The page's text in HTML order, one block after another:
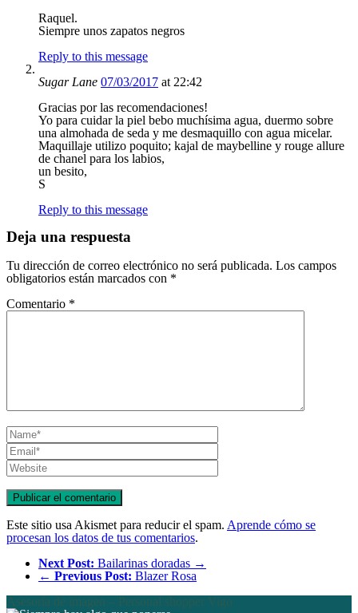
Raquel.
Siempre unos zapatos negros
Reply to this message
Sugar Lane 07/03/2017 at 22:42
Gracias por las recomendaciones!
Yo para cuidar la piel bebo muchísima agua, duermo sobre
una almohada de seda y me desmaquillo con agua micelar.
Maquillaje utilizo poquito; kajal de maybelline y rouge allure
de chanel para los labios,
un besito,
S
Reply to this message
Deja una respuesta
Tu dirección de correo electrónico no será publicada. Los campos
obligatorios están marcados con *
Comentario *
Este sitio usa Akismet para reducir el spam. Aprende cómo se
procesan los datos de tus comentarios.
Next Post: Bailarinas doradas →
← Previous Post: Blazer Rosa
Asesoría de imagen – Personal shopper Vigo